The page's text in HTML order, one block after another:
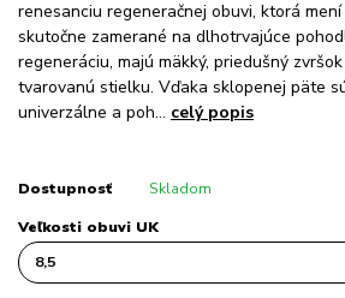
renesanciu regeneračnej obuvi, ktorá
skutočne zamerané na dlhotrvajúce
regeneráciu, majú mäkký, priedušný
tvarovanú stielku. Vďaka sklopenej päte
univerzálne a poh... celý popis
Dostupnosť Skladom
Veľkosti obuvi UK